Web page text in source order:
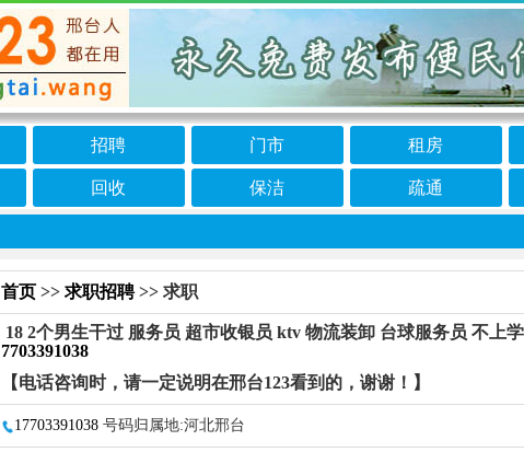
招聘 门市 租房
回收 保洁 疏通
首页 >> 求职招聘>> 求职
18 2个男生干过 服务员 超市收银员 ktv 物流装卸 台球服务员 不上
7703391038
【电话咨询时，请一定说明在邢台123看到的，谢谢！】
17703391038 号码归属地:河北邢台